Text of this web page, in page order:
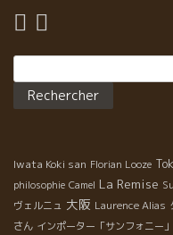
後はそのいい方向にゆっく
カーヴ・マドレーヌ
沼さん、楽しい旅を続けて
Voyage！ Après un
allé à Cave Madeleinne.
justement les plats de
grâce à leur acidité
Iwata Koki san Florian Looze
philosophie Camel La Remise
ヴェルニュ 大阪 Laurence Alias
さん インポーター「サンフォニー